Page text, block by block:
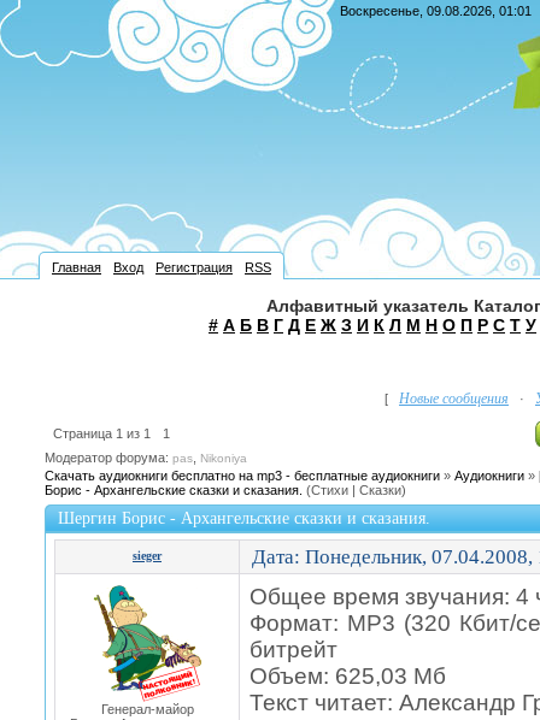
Воскресенье, 09.08.2026, 01:01
Главная Вход Регистрация RSS
Алфавитный указатель
# А Б В Г Д Е Ж З И К Л М Н О П Р С Т У
[ Новые сообщения ·
Страница 1 из 1
1
Модератор форума: pas Nikoniya
Скачать аудиокниги бесплатно на mp3 - бесплатные аудиокниги » Аудиокниги »
Борис - Архангельские сказки и сказания. (Стихи | Сказки)
Шергин Борис - Архангельские сказки и сказания.
sieger Дата: Понедельник,
Генерал-майор
Общее время звучания: 4
Формат: MP3 (320 Кбит/
битрейт
Объем: 625,03 Мб
Текст читает: Александр